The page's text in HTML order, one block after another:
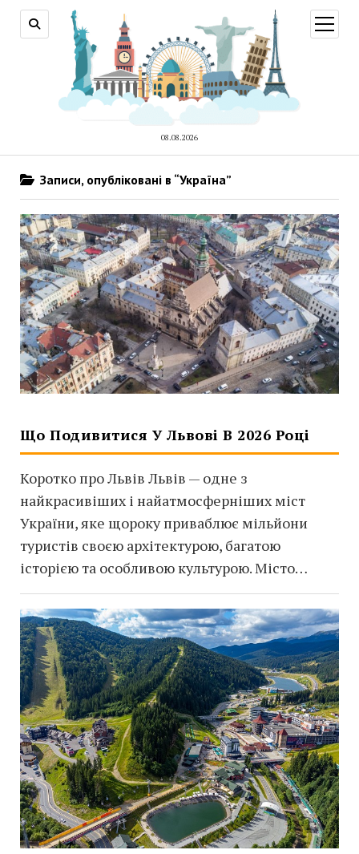
08.08.2026
меню
Записи, опубліковані в “Україна”
Що Подивитися У Львові В 2026 Році
Коротко про Львів Львів — одне з
найкрасивіших і найатмосферніших міст
України, яке щороку приваблює мільйони
туристів своєю архітектурою, багатою
історією та особливою культурою. Місто…